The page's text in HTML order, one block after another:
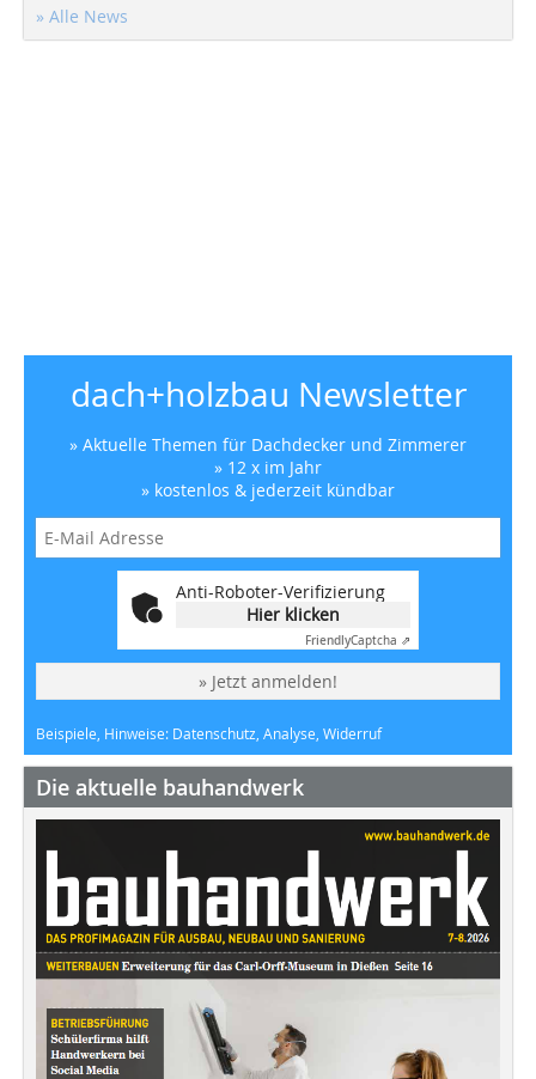
» Alle News
dach+holzbau Newsletter
» Aktuelle Themen für Dachdecker und Zimmerer
» 12 x im Jahr
» kostenlos & jederzeit kündbar
Anti-Roboter-Verifizierung
Hier klicken
FriendlyCaptcha ⇗
» Jetzt anmelden!
Beispiele, Hinweise: Datenschutz, Analyse, Widerruf
Die aktuelle bauhandwerk